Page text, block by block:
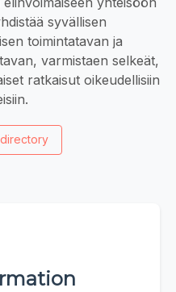
syvällisen
toimintatavan ja
varmistaen selkeät,
ratkaisut oikeudellisiin